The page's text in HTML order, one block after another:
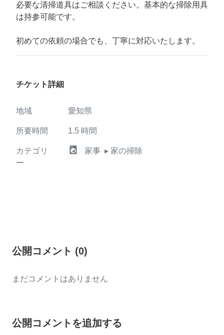
必要な清掃道具はご相談ください。基本的な掃除用具
は持参可能です。
初めての依頼の場合でも、丁寧に対応いたします。
チケット詳細
地域 愛知県
所要時間 1.5 時間
カテゴリ
ー
local_laundry_service 家事 ▸ 家の掃除
公開コメント (0)
まだコメントはありません
公開コメントを追加する